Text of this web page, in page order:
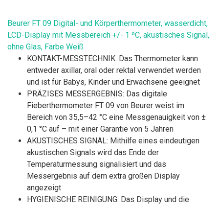
Beurer FT 09 Digital- und Körperthermometer, wasserdicht,
LCD-Display mit Messbereich +/- 1 ºC, akustisches Signal,
ohne Glas, Farbe Weiß
KONTAKT-MESSTECHNIK: Das Thermometer kann
entweder axillar, oral oder rektal verwendet werden
und ist für Babys, Kinder und Erwachsene geeignet
PRÄZISES MESSERGEBNIS: Das digitale
Fieberthermometer FT 09 von Beurer weist im
Bereich von 35,5–42 °C eine Messgenauigkeit von ±
0,1 °C auf – mit einer Garantie von 5 Jahren
AKUSTISCHES SIGNAL: Mithilfe eines eindeutigen
akustischen Signals wird das Ende der
Temperaturmessung signalisiert und das
Messergebnis auf dem extra großen Display
angezeigt
HYGIENISCHE REINIGUNG: Das Display und die